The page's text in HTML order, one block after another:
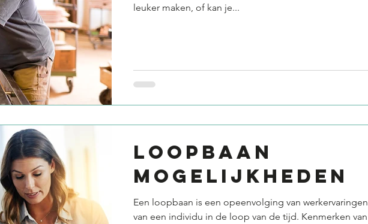
leuker maken, of kan je...
LOOPBAAN
MOGELIJKHEDEN
Een loopbaan is een opeenvolging van werkervaringen
van een individu in de loop van de tijd. Kenmerken van